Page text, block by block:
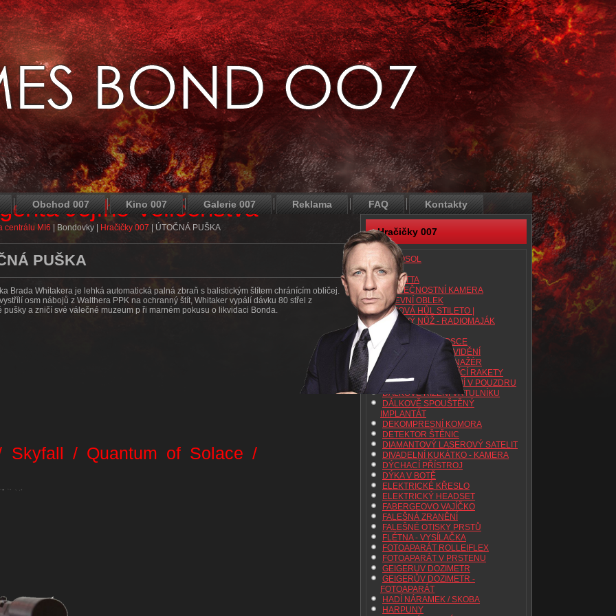
Jejího Veličenstva
/ Quantum of Solace /
Obchod 007 Kino 007 Galerie 007 Reklama FAQ Kontakty
centrálu MI6 Bondovky Hračičky 007 ÚTOČNÁ PUŠKA
PUŠKA
Brada Whitakera je lehká automatická palná zbraň s balistickým štítem chránícím obličej.
osm nábojů z Walthera PPK na ochranný štít, Whitaker vypálí dávku 80 střel z
pušky a zničí své válečné muzeum p ři marném pokusu o likvidaci Bonda.
Hračičky 007
AEROSOL
ATAC
BERETTA
BEZPEČNOSTNÍ KAMERA
BITEVNÍ OBLEK
BOJOVÁ HŮL STILETO |
BOJOVÝ NŮŽ - RADIOMAJÁK
BOMBA
BOMBA V TERMOSCE
BRÝLE NOČNÍHO VIDĚNÍ
CENTRIFUGA TRENAŽÉR
CIGARETA STŘÍLEJÍCÍ RAKETY
DÁLKOVÉ OVLÁDÁNÍ V POUZDRU
DÁLKOVÉ ŘÍZENÍ VRTULNÍKU
DÁLKOVĚ SPOUŠTĚNÝ
IMPLANTÁT
DEKOMPRESNÍ KOMORA
DETEKTOR ŠTĚNIC
DIAMANTOVÝ LASEROVÝ SATELIT
DIVADELNÍ KUKÁTKO - KAMERA
DÝCHACÍ PŘÍSTROJ
DÝKA V BOTĚ
ELEKTRICKÉ KŘESLO
ELEKTRICKÝ HEADSET
FABERGEOVO VAJÍČKO
FALEŠNÁ ZRANĚNÍ
FALEŠNÉ OTISKY PRSTŮ
FLÉTNA - VYSÍLAČKA
FOTOAPARÁT ROLLEIFLEX
FOTOAPARÁT V PRSTENU
GEIGERUV DOZIMETR
GEIGERŮV DOZIMETR -
FOTOAPARÁT
HADÍ NÁRAMEK / SKOBA
HARPUNY